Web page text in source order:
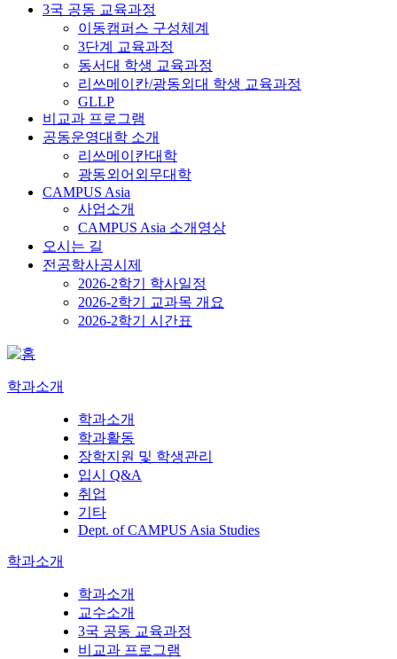
3국 공동 교육과정
이동캠퍼스 구성체계
3단계 교육과정
동서대 학생 교육과정
리쓰메이칸/광동외대 학생 교육과정
GLLP
비교과 프로그램
공동운영대학 소개
리쓰메이칸대학
광동외어외무대학
CAMPUS Asia
사업소개
CAMPUS Asia 소개영상
오시는 길
전공학사공시제
2026-2학기 학사일정
2026-2학기 교과목 개요
2026-2학기 시간표
학과소개
학과소개
학과활동
장학지원 및 학생관리
입시 Q&A
취업
기타
Dept. of CAMPUS Asia Studies
학과소개
학과소개
교수소개
3국 공동 교육과정
비교과 프로그램